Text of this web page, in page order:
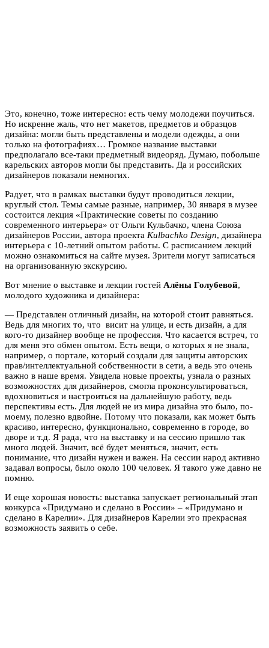
Это, конечно, тоже интересно: есть чему молодежи поучиться.
Но искренне жаль, что нет макетов, предметов и образцов
дизайна: могли быть представлены и модели одежды, а они
только на фотографиях… Громкое название выставки
предполагало все-таки предметный видеоряд. Думаю, побольше
карельских авторов могли бы представить. Да и российских
дизайнеров показали немногих.
Радует, что в рамках выставки будут проводиться лекции,
круглый стол. Темы самые разные, например, 30 января в музее
состоится лекция «Практические советы по созданию
современного интерьера» от Ольги Кульбачко, члена Союза
дизайнеров России, автора проекта Kulbachko Design, дизайнера
интерьера с 10-летний опытом работы. С расписанием лекций
можно ознакомиться на сайте музея. Зрители могут записаться
на организованную экскурсию.
Вот мнение о выставке и лекции гостей Алёны Голубевой,
молодого художника и дизайнера:
— Представлен отличный дизайн, на которой стоит равняться.
Ведь для многих то, что висит на улице, и есть дизайн, а для
кого-то дизайнер вообще не профессия. Что касается встреч, то
для меня это обмен опытом. Есть вещи, о которых я не знала,
например, о портале, который создали для защиты авторских
прав/интеллектуальной собственности в сети, а ведь это очень
важно в наше время. Увидела новые проекты, узнала о разных
возможностях для дизайнеров, смогла проконсультироваться,
вдохновиться и настроиться на дальнейшую работу, ведь
перспективы есть. Для людей не из мира дизайна это было, по-
моему, полезно вдвойне. Потому что показали, как может быть
красиво, интересно, функционально, современно в городе, во
дворе и т.д. Я рада, что на выставку и на сессию пришло так
много людей. Значит, всё будет меняться, значит, есть
понимание, что дизайн нужен и важен. На сессии народ активно
задавал вопросы, было около 100 человек. Я такого уже давно не
помню.
И еще хорошая новость: выставка запускает региональный этап
конкурса «Придумано и сделано в России» – «Придумано и
сделано в Карелии». Для дизайнеров Карелии это прекрасная
возможность заявить о себе.